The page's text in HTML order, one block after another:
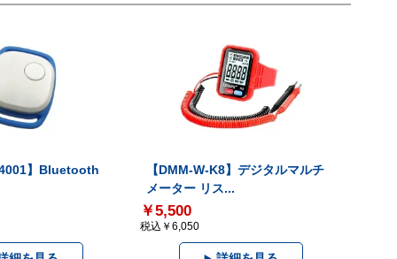
】Bluetooth
【DMM-W-K8】デジタルマルチ
メーター リス...
￥5,500
税込￥6,050